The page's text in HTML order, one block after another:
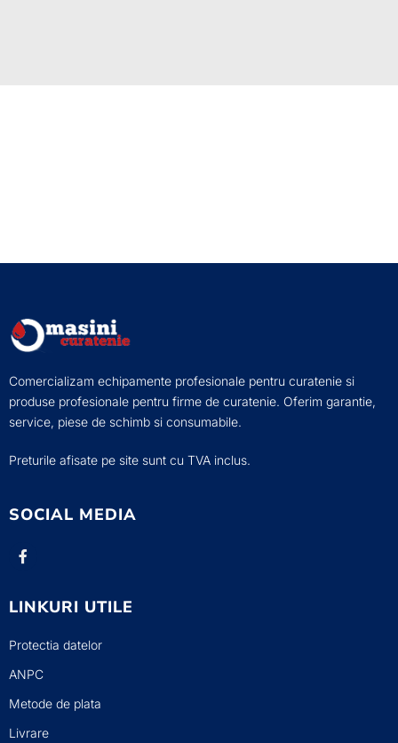
Comercializam echipamente profesionale pentru curatenie si
produse profesionale pentru firme de curatenie. Oferim garantie,
service, piese de schimb si consumabile.
Preturile afisate pe site sunt cu TVA inclus.
SOCIAL MEDIA
LINKURI UTILE
Protectia datelor
ANPC
Metode de plata
Livrare